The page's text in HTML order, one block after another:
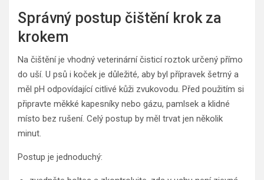
Správný postup čištění krok za
krokem
Na čištění je vhodný veterinární čisticí roztok určený přímo
do uší. U psů i koček je důležité, aby byl přípravek šetrný a
měl pH odpovídající citlivé kůži zvukovodu. Před použitím si
připravte měkké kapesníky nebo gázu, pamlsek a klidné
místo bez rušení. Celý postup by měl trvat jen několik
minut.
Postup je jednoduchý: